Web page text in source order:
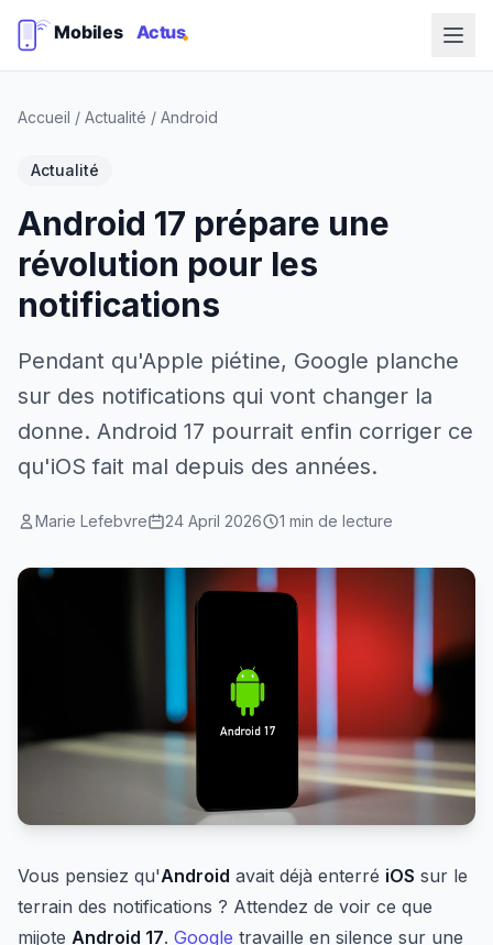
Accueil / Actualité / Android
Actualité
Android 17 prépare une
révolution pour les
notifications
Pendant qu'Apple piétine, Google planche
sur des notifications qui vont changer la
donne. Android 17 pourrait enfin corriger ce
qu'iOS fait mal depuis des années.
Marie Lefebvre 24 April 2026 1 min de lecture
Vous pensiez qu'Android avait déjà enterré iOS sur le
terrain des notifications ? Attendez de voir ce que
mijote Android 17. Google travaille en silence sur une